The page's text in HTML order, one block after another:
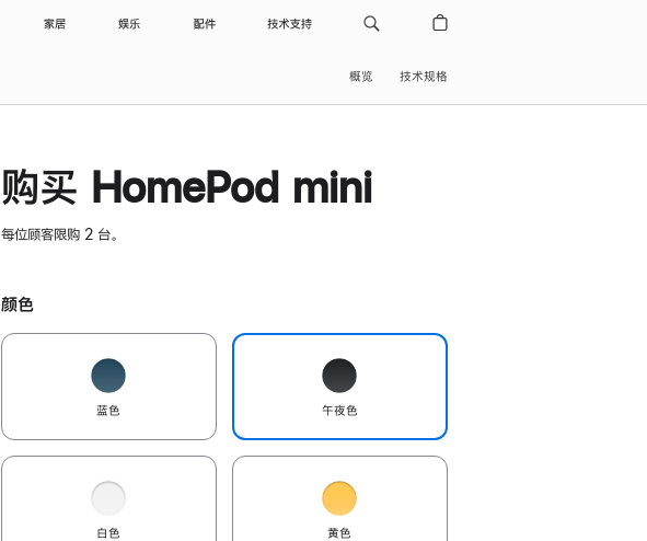
家居 娱乐 配件 技术支持
概览 技术规格
购买 HomePod mini
每位顾客限购 2 台。
颜色
蓝色 午夜色
白色 黄色